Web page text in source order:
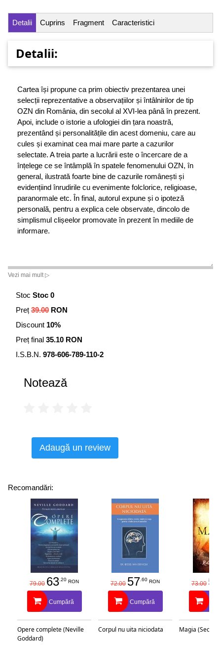
Detalii Cuprins Fragment Caracteristici
Detalii:
Cartea își propune ca prim obiectiv prezentarea unei
selecții reprezentative a observațiilor și întâlnirilor de tip
OZN din România, din secolul al XVI-lea până în prezent.
Apoi, include o istorie a ufologiei din țara noastră,
prezentând și personalitățile din acest domeniu, care au
cules și examinat cea mai mare parte a cazurilor
selectate. A treia parte a lucrării este o încercare de a
înțelege ce se întâmplă în spatele fenomenului OZN, în
general, ilustrată foarte bine de cazurile românești și
evidențiind înrudirile cu evenimente folclorice, religioase,
paranormale etc. În final, autorul expune și o ipoteză
personală, pentru a explica cele observate, dincolo de
simplismul clișeelor promovate în prezent în mediile de
informare.
Vezi mai mult ▷
Stoc Stoc 0
Preț 39.00 RON
Discount 10%
Preț final 35.10 RON
I.S.B.N. 978-606-789-110-2
Notează
Adaugă un review
Recomandări:
79.00 63.20 RON
Cumpără
Opere complete (Neville
Goddard)
72.00 57.60 RON
Cumpără
Corpul nu uita niciodata
73.00 58
Magia